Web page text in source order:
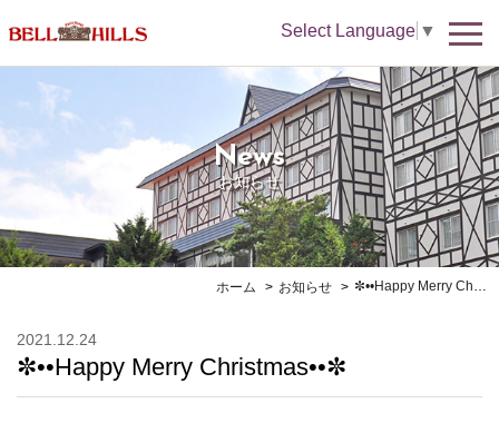
Select Language ▼
News
お知らせ
ホーム お知らせ ✼••Happy Merry Christmas••✼
2021.12.24
✼••Happy Merry Christmas••✼